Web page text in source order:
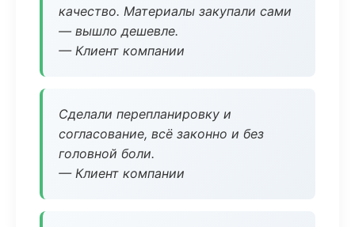
качество. Материалы закупали сами
— вышло дешевле.
— Клиент компании
Сделали перепланировку и
согласование, всё законно и без
головной боли.
— Клиент компании